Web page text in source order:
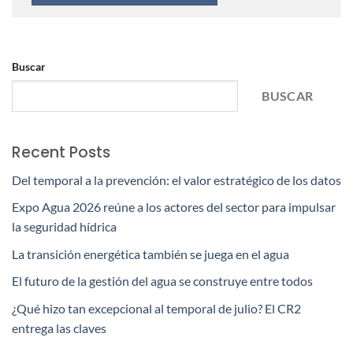
Buscar
BUSCAR
Recent Posts
Del temporal a la prevención: el valor estratégico de los datos
Expo Agua 2026 reúne a los actores del sector para impulsar
la seguridad hídrica
La transición energética también se juega en el agua
El futuro de la gestión del agua se construye entre todos
¿Qué hizo tan excepcional al temporal de julio? El CR2
entrega las claves